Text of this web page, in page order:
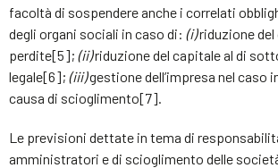
facoltà di sospendere anche i correlati
degli organi sociali in caso di: (i)riduzione
perdite[5]; (ii)riduzione del capitale al di
legale[6]; (iii)gestione dell’impresa nel caso
causa di scioglimento[7].
Le previsioni dettate in tema di
amministratori e di scioglimento delle